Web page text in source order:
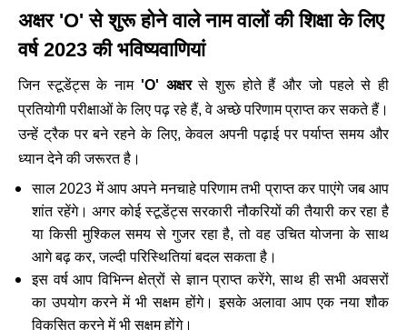
अक्षर 'O' से शुरू होने वाले नाम वालों की शिक्षा के लिए
वर्ष 2023 की भविष्यवाणियां
जिन स्टूडेंट्स के नाम 'O' अक्षरसे शुरू होते हैं और जो पहले से ही
प्रतियोगी परीक्षाओं के लिए पढ़ रहे हैं, वे अच्छे परिणाम प्राप्त कर सकते हैं।
उन्हें ट्रैक पर बने रहने के लिए, केवल अपनी पढ़ाई पर पर्याप्त समय और
ध्यान देने की जरूरत है।
साल 2023 में आप अपने मनचाहे परिणाम तभी प्राप्त कर पाएंगे जब आप
शांत रहेंगे। अगर कोई स्टूडेंट्स सरकारी नौकरियों की तैयारी कर रहा है
या किसी मुश्किल समय से गुजर रहा है, तो वह उचित योजना के साथ
आगे बढ़ कर, जल्दी परिस्थितियां बदल सकता है।
इस वर्ष आप विभिन्न क्षेत्रों से ज्ञान प्राप्त करेंगे, साथ ही सभी अवसरों
का उपयोग करने में भी सक्षम होंगे। इसके अलावा आप एक नया शौक
विकसित करने में भी सक्षम होंगे।